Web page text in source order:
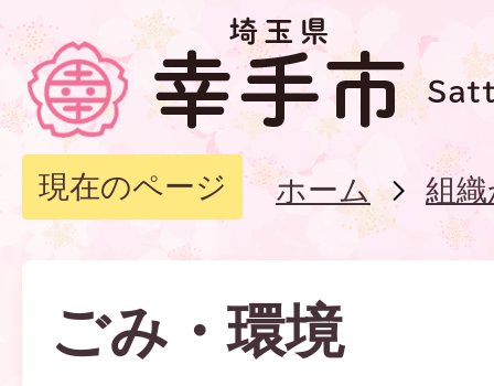
現在のページ ホーム 組
ごみ・環境